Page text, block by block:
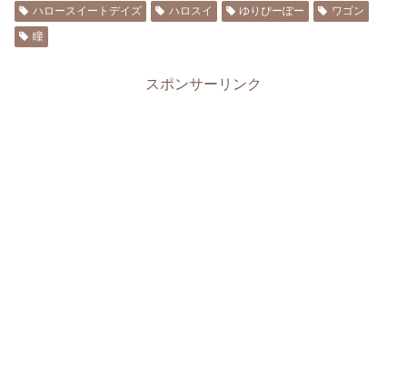
ハロースイートデイズ
ハロスイ ゆりぴーぽー
ワゴン
瞳
スポンサーリンク